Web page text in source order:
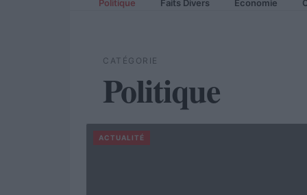
Politique Faits Divers Economie
CATÉGORIE
Politique
ACTUALITÉ